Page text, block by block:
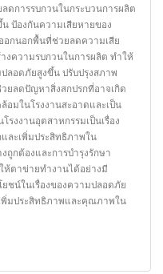
ดการรบกวนในกระบวนการผลิต
ป้องกันความเสียหายของ
อกนอกพื้นที่ช่วยลดความเสีย
งความรบกวนในการผลิต ทำให้
อดภัยสูงขึ้น ปรับปรุงสภาพ
ยลดปัญหาสิ่งสกปรกที่อาจเกิด
มในโรงงานสะอาดและเป็น
รงงานอุตสาหกรรมเป็นเรื่อง
ละเพิ่มประสิทธิภาพใน
ถูกต้องและการบำรุงรักษา
ห้ตาข่ายทำงานได้อย่างมี
ชน์ในเรื่องของความปลอดภัย
มประสิทธิภาพและคุณภาพใน